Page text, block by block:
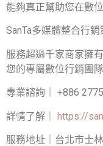
能夠真正幫助您在數
SanTa多媒體整合行銷
服務超過千家商家擁
您的專屬數位行銷團隊
專業諮詢｜ +886
詳情了解｜ https://
服務地址｜台北市士